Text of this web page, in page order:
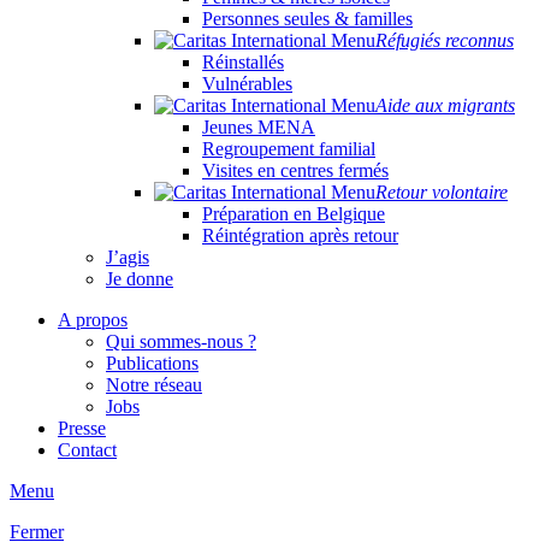
Personnes seules & familles
Réfugiés reconnus
Réinstallés
Vulnérables
Aide aux migrants
Jeunes MENA
Regroupement familial
Visites en centres fermés
Retour volontaire
Préparation en Belgique
Réintégration après retour
J’agis
Je donne
A propos
Qui sommes-nous ?
Publications
Notre réseau
Jobs
Presse
Contact
Menu
Fermer